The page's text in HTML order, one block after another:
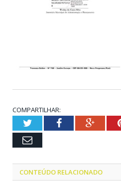
COMPARTILHAR:
TwitterFacebook
Email
CONTEÚDO RELACIONADO